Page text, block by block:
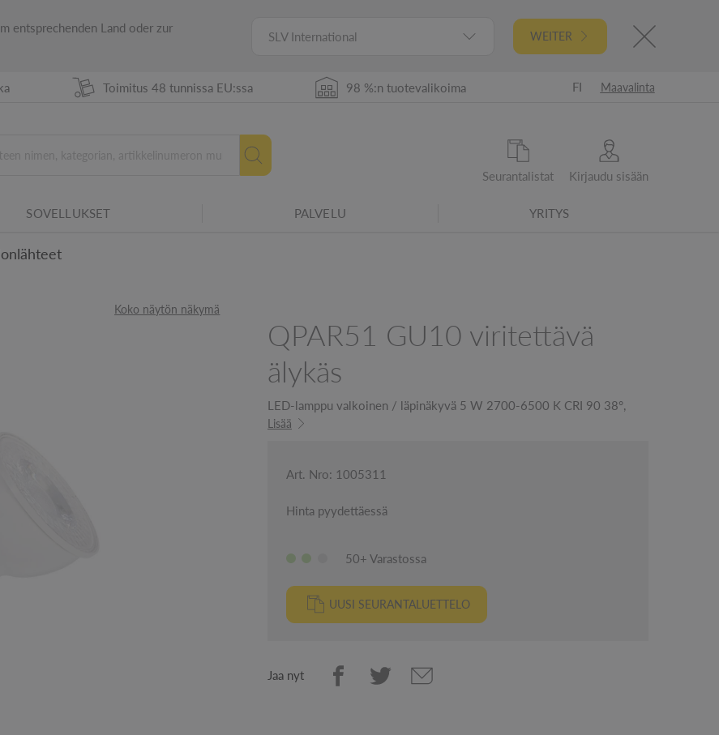
entsprechenden Land oder zur
SLV International WEITER
Toimitus 48 tunnissa EU:ssa 98 %:n tuotevalikoima FI Maavalinta
Seurantalistat Kirjaudu sisään
SOVELLUKSET PALVELU YRITYS
Koko näytön näkymä
erilaisiin ympäristöolosuhteisiin.
QPAR51 GU10 viritettävä
älykäs
LED-lamppu valkoinen / läpinäkyvä 5 W 2700-6500 K CRI 90 38°,
Lisää
Art. Nro: 1005311
Hinta pyydettäessä
50+ Varastossa
UUSI SEURANTALUETTELO
Jaa nyt